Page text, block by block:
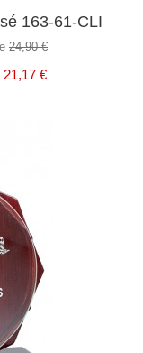
163-61-CLI
24,90 €
21,17 €